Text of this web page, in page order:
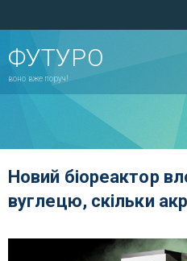
ФУТУРО
воно вже поруч!
Новий біореактор
вуглецю, скільки